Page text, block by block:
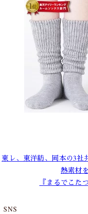
東レ、東洋紡、岡本の3社
熱素材
『まるでこた
SNS